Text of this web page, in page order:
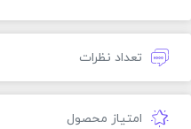
تعداد نظرات
امتیاز محصول